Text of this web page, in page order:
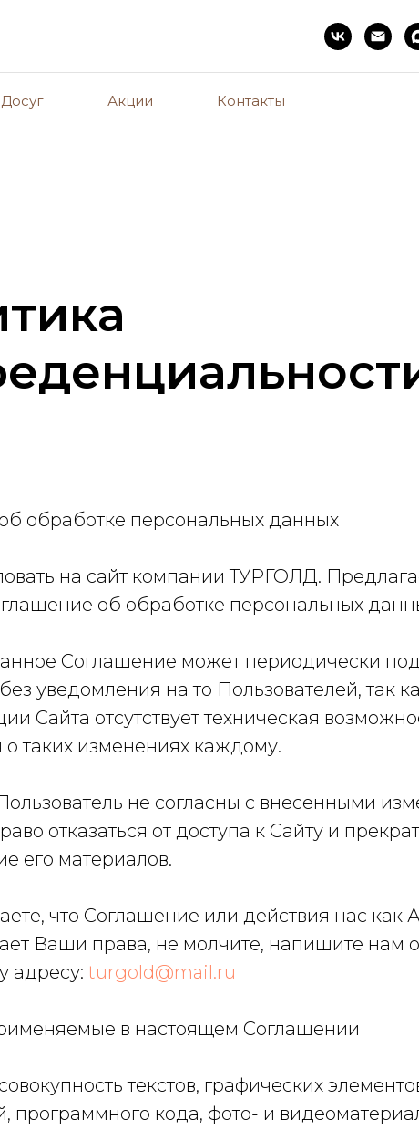
Досуг Акции Контакты
обработке персональных данных
на сайт компании ТУРГОЛД.
об обработке персональных
Соглашение может периодически
уведомления на то Пользователей, так
Сайта отсутствует техническая
таких изменениях каждому.
не согласны с внесенными
отказаться от доступа к Сайту и
его материалов.
что Соглашение или действия нас как
Ваши права, не молчите, напишите нам
адресу: turgold@mail.ru
в настоящем Соглашении
совокупность текстов, графических
программного кода, фото- и